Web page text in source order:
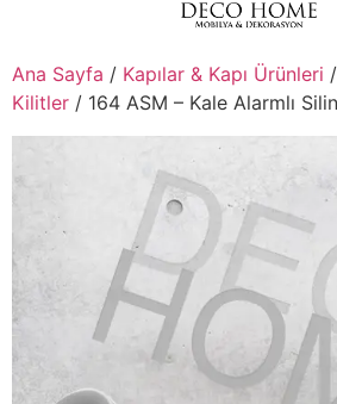
Ana Sayfa / Kapılar & Kapı Ürünleri /
Kilitler / 164 ASM – Kale Alarmlı